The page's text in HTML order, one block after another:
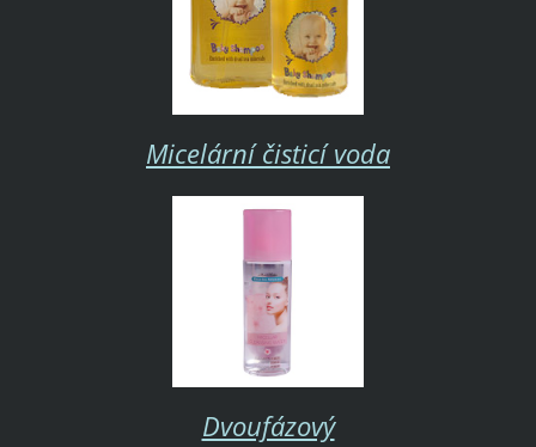
Micelární čisticí voda
Dvoufázový